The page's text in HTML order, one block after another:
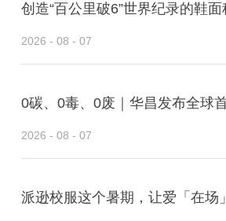
2026 - 08 - 07
2026 - 08 - 07
派逊校服这个暑期，让爱「在场」